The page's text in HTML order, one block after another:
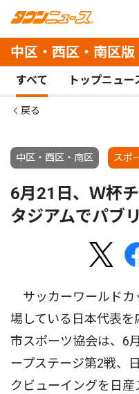
中区・西区・南区版
すべて トップニュー
戻る
中区・西区・南区 スポ
6月21日、Ｗ杯
タジアムでパブ
サッカーワールドカ
場している日本代表
市スポーツ協会は、6
ープステージ第2戦、
クビューイングを日